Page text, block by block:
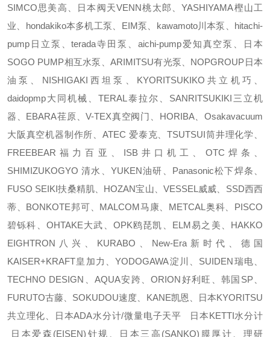
SIMCO思美高、日本阀天VENN桃太郎、YASHIYAMA樫山工
业、hondakiko本多机工泵、EIM泵、kawamoto川本泵、hitachi-
pump日立泵、terada寺田泵、aichi-pump爱知真空泵、日本
SOGO PUMP相互水泵、ARIMITSU有光泵、NOPGROUP日本
油泵、NISHIGAKI西坦泵、KYORITSUKIKO共立机巧、
daidopmp大同机械、TERAL泰拉尔、SANRITSUKIKI三立机
器、EBARA荏原、V-TEX真空阀门、HORIBA、Osakavacuum
大阪真空机器制作所、ATEC 爱泰克、TSUTSUI筒井理化学、
FREEBEAR福力百亚、ISB井口机工、OTC焊条、
SHIMIZUKOGYO 清水、YUKEN油研、Panasonic松下焊条、
FUSO SEIKI扶桑精肌、HOZAN宝山、VESSEL威威、SSD西西
蒂、BONKOTE邦可、MALCOM马康、METCAL奥科、PISCO
碧铄科、OHTAKE大武、OPK鸥琵凯、ELM易之美、HAKKO
EIGHTRON八兴、KURABO、New-Era新时代、德国
KAISER+KRAFT皇加力、YODOGAWA淀川、SUIDEN瑞电、
TECHNO DESIGN、AQUA安跨、ORION好利旺、韩国SP、
FURUTO古藤、SOKUDOU速度、KANE凯恩、日本KYORITSU
共立理化、日本ADA水分计/微量电子天平 日本KETTI水分计
日本爱森(EISEN)针规、日本三高(SANKO)膜厚计、理研